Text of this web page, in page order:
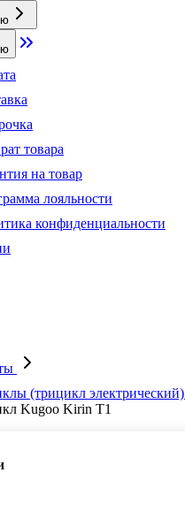
товара
на товар
лояльности
конфиденциальности
(трицикл электрический)
Kugoo Kirin T1